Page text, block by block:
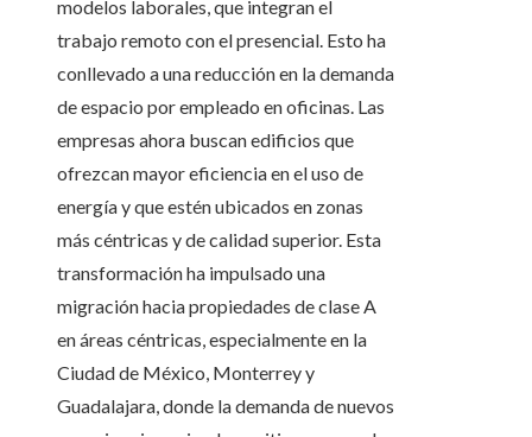
modelos laborales, que integran el
trabajo remoto con el presencial. Esto ha
conllevado a una reducción en la demanda
de espacio por empleado en oficinas. Las
empresas ahora buscan edificios que
ofrezcan mayor eficiencia en el uso de
energía y que estén ubicados en zonas
más céntricas y de calidad superior. Esta
transformación ha impulsado una
migración hacia propiedades de clase A
en áreas céntricas, especialmente en la
Ciudad de México, Monterrey y
Guadalajara, donde la demanda de nuevos